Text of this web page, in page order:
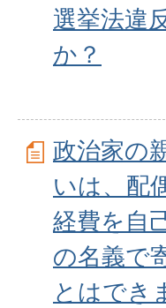
選挙法違
か？
政治家の
いは、配
経費を自
の名義で
とはでき